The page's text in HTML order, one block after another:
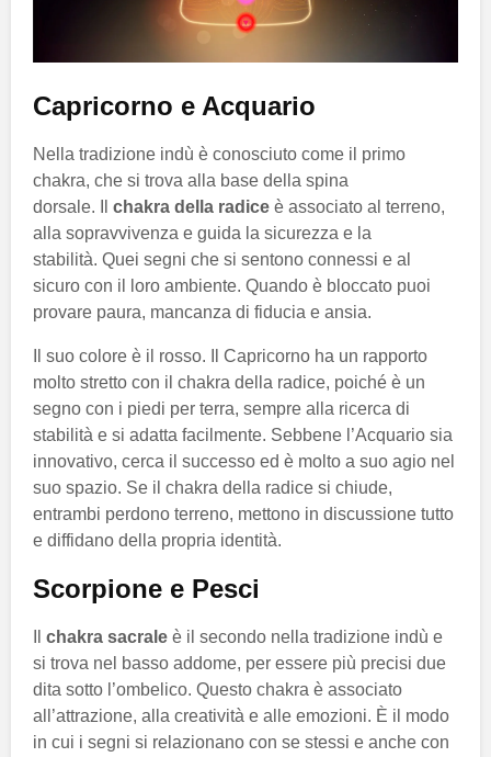
Capricorno e Acquario
Nella tradizione indù è conosciuto come il primo
chakra, che si trova alla base della spina
dorsale. Il chakra della radice è associato al terreno,
alla sopravvivenza e guida la sicurezza e la
stabilità. Quei segni che si sentono connessi e al
sicuro con il loro ambiente. Quando è bloccato puoi
provare paura, mancanza di fiducia e ansia.
Il suo colore è il rosso. Il Capricorno ha un rapporto
molto stretto con il chakra della radice, poiché è un
segno con i piedi per terra, sempre alla ricerca di
stabilità e si adatta facilmente. Sebbene l’Acquario sia
innovativo, cerca il successo ed è molto a suo agio nel
suo spazio. Se il chakra della radice si chiude,
entrambi perdono terreno, mettono in discussione tutto
e diffidano della propria identità.
Scorpione e Pesci
chakra sacrale è il secondo nella tradizione indù e
si trova nel basso addome, per essere più precisi due
dita sotto l’ombelico. Questo chakra è associato
all’attrazione, alla creatività e alle emozioni. È il modo
in cui i segni si relazionano con se stessi e anche con